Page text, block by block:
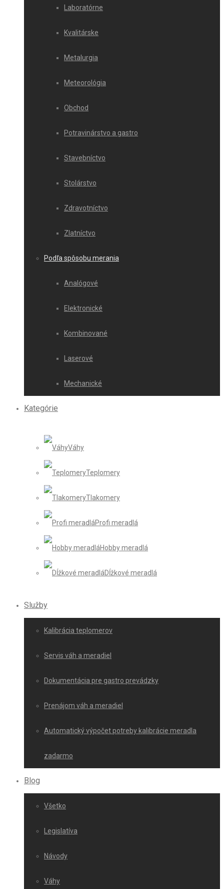
Laboratórne
Kvalitárske
Metalurgia
Meteorológia
Obchod
Potravinárstvo a gastro
Stavebníctvo
Stolárstvo
Zdravotníctvo
Zlatníctvo
Podľa spôsobu merania
Analógové
Elektronické
Kombinované
Laserové
Mechanické
Kategórie
Váhy
Teplomery
Tlakomery
Profi meradlá
Hobby meradlá
Dĺžkové meradlá
Služby
Kalibrácia teplomerov
Servis váh a meradiel
Dokumentácia pre gastro prevádzky
Prenájom váh a meradiel
Automatický výpočet potreby kalibrácie meradla
zadarmo
Blog
Všetko
Legislatíva
Návody
Váhy